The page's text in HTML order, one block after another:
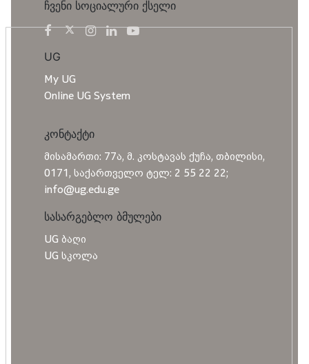
ჩვენი სოციალური ქსელი
UG
My UG
Online UG System
კონტაქტი
მისამართი: 77ა, მ. კოსტავას ქუჩა, თბილისი,
0171, საქართველო ტელ: 2 55 22 22;
info@ug.edu.ge
სასარგებლო ბმულები
UG ბაღი
UG სკოლა